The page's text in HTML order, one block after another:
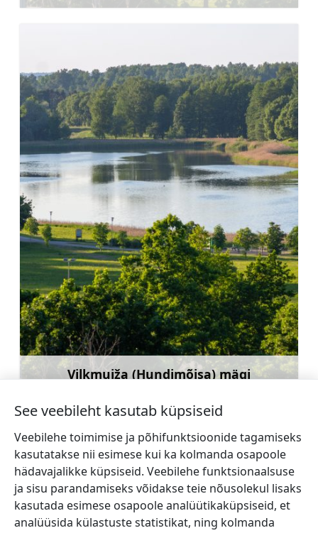
Vilkmuiža (Hundimõisa) mägi
←Tiņģere
mõis
Arlava (Erwahlen) Evangelical
lutheran church →
See veebileht kasutab küpsiseid
Veebilehe toimimise ja põhifunktsioonide tagamiseks
kasutatakse nii esimese kui ka kolmanda osapoole
hädavajalikke küpsiseid. Veebilehe funktsionaalsuse
ja sisu parandamiseks võidakse teie nõusolekul lisaks
kasutada esimese osapoole analüütikaküpsiseid, et
analüüsida külastuste statistikat, ning kolmanda